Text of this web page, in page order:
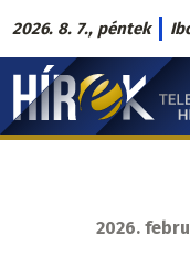
Ugrás
a
tartalomra
2026. 8. 7., péntek
Hírek.sk
fő
2026.